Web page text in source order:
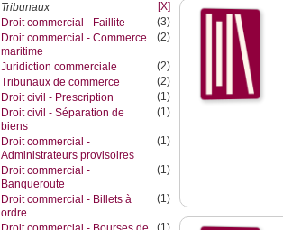
Tribunaux
[X]
Droit commercial - Faillite
(3)
Droit commercial - Commerce
maritime
(2)
Juridiction commerciale
(2)
Tribunaux de commerce
(2)
Droit civil - Prescription
(1)
Droit civil - Séparation de
biens
(1)
Droit commercial -
Administrateurs provisoires
(1)
Droit commercial -
Banqueroute
(1)
Droit commercial - Billets à
ordre
(1)